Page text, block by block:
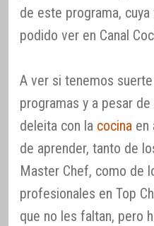
de este programa,
podido ver en Canal
A ver si tenemos
programas y a pesar
deleita con la cocina en
de aprender, tanto de
Master Chef, como de
profesionales en Top
que no les faltan, pero